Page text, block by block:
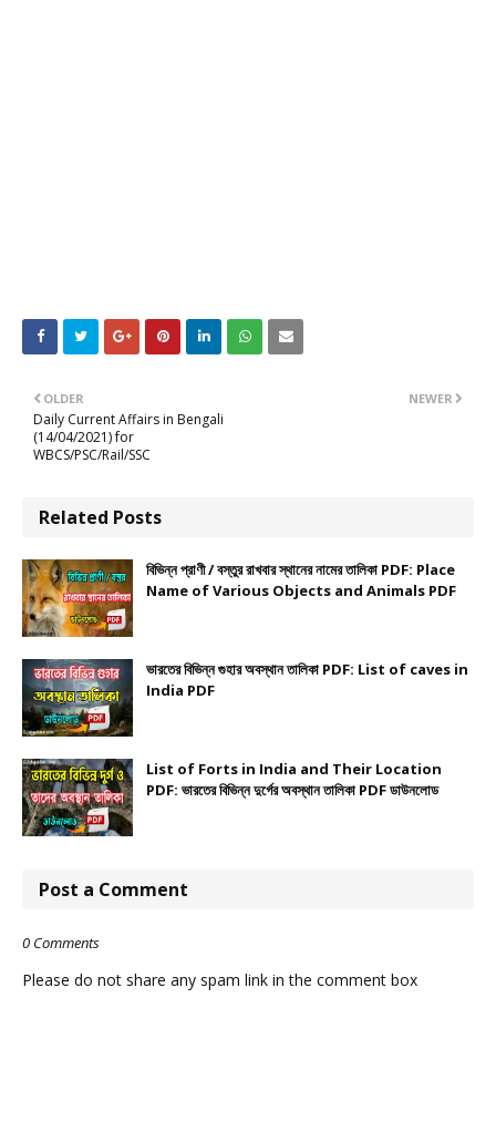
NEWER
OLDER
Daily Current Affairs in Bengali
(14/04/2021) for
WBCS/PSC/Rail/SSC
Related Posts
বিভিন্ন প্রাণী / বস্তুর রাখবার স্থানের নামের তালিকা PDF: Place
Name of Various Objects and Animals PDF
ভারতের বিভিন্ন গুহার অবস্থান তালিকা PDF: List of caves in
India PDF
List of Forts in India and Their Location
PDF: ভারতের বিভিন্ন দুর্গের অবস্থান তালিকা PDF ডাউনলোড
Post a Comment
0 Comments
Please do not share any spam link in the comment box